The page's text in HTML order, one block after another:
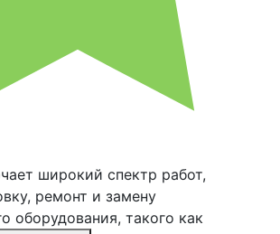
широкий спектр работ,
ремонт и замену
оборудования, такого как